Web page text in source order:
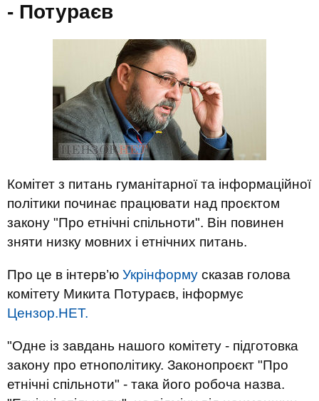
- Потураєв
Комітет з питань гуманітарної та інформаційної
політики починає працювати над проєктом
закону "Про етнічні спільноти". Він повинен
зняти низку мовних і етнічних питань.
Про це в інтерв’ю Укрінформу сказав голова
комітету Микита Потураєв, інформує
Цензор.НЕТ.
"Одне із завдань нашого комітету - підготовка
закону про етнополітику. Законопроєкт "Про
етнічні спільноти" - така його робоча назва.